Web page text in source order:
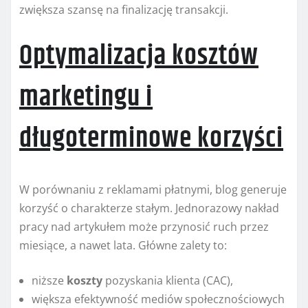
zwiększa szansę na finalizację transakcji.
Optymalizacja kosztów
marketingu i
długoterminowe korzyści
W porównaniu z reklamami płatnymi, blog generuje
korzyść o charakterze stałym. Jednorazowy nakład
pracy nad artykułem może przynosić ruch przez
miesiące, a nawet lata. Główne zalety to:
niższe koszty pozyskania klienta (CAC),
większa efektywność mediów społecznościowych